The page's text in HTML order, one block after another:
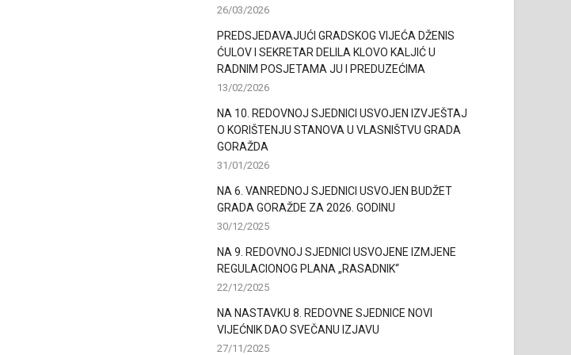
26/03/2026
PREDSJEDAVAJUĆI GRADSKOG VIJEĆA DŽENIS
ĆULOV I SEKRETAR DELILA KLOVO KALJIĆ U
RADNIM POSJETAMA JU I PREDUZEĆIMA
13/02/2026
NA 10. REDOVNOJ SJEDNICI USVOJEN IZVJEŠTAJ
O KORIŠTENJU STANOVA U VLASNIŠTVU GRADA
GORAŽDA
31/01/2026
NA 6. VANREDNOJ SJEDNICI USVOJEN BUDŽET
GRADA GORAŽDE ZA 2026. GODINU
30/12/2025
NA 9. REDOVNOJ SJEDNICI USVOJENE IZMJENE
REGULACIONOG PLANA „RASADNIK“
22/12/2025
NA NASTAVKU 8. REDOVNE SJEDNICE NOVI
VIJEĆNIK DAO SVEČANU IZJAVU
27/11/2025